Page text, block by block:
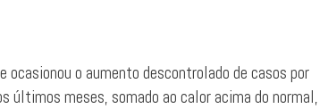
ocasionou o aumento descontrolado de casos por
últimos meses, somado ao calor acima do normal,